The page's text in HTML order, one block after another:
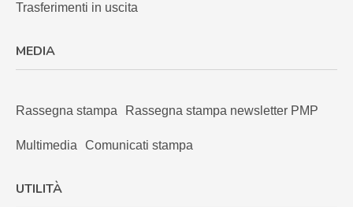
Trasferimenti in uscita
MEDIA
Rassegna stampa Rassegna stampa newsletter PMP
Multimedia Comunicati stampa
UTILITÀ